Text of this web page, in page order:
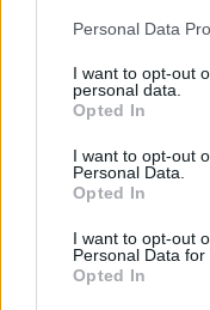
Please note that this
not limited to your
grant or deny
use your data for
consent section.
Personal Data
I want to opt-out
personal data.
Opted In
I want to opt-out
Personal Data.
Opted In
I want to opt-out
Personal Data for
Opted In
Η καινούρια εκπομπή